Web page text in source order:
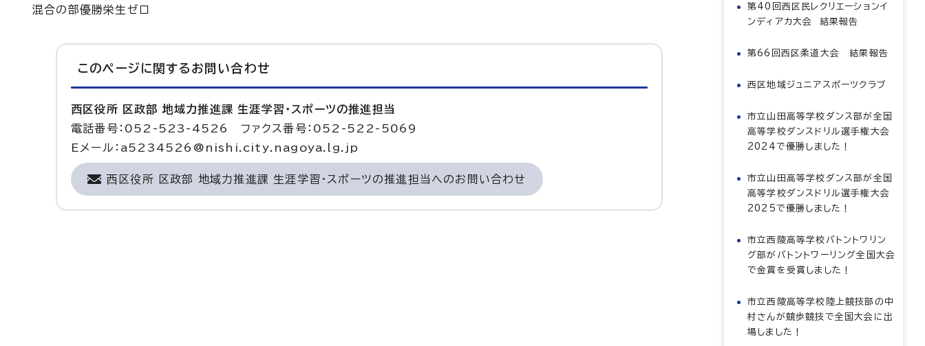
混合の部優勝栄生ゼロ
このページに関する お問い合わせ
西区役所 区政部 地域力推進課 生涯学習・スポーツの推進担当
電話番号：052-523-4526 ファクス番号：052-522-5069
Eメール：a5234526@nishi.city.nagoya.lg.jp
西区役所 区政部 地域力推進課 生涯学習・スポーツの推進担当へのお問い合わせ
第40回西区民レクリエーションイ
ンディアカ大会 結果報告
第66回西区柔道大会 結果報告
西区地域ジュニアスポーツクラブ
市立山田高等学校ダンス部が全国
高等学校ダンスドリル選手権大会
2024で優勝しました！
市立山田高等学校ダンス部が全国
高等学校ダンスドリル選手権大会
2025で優勝しました！
市立西陵高等学校バトントワリン
グ部がバトントワーリング全国大会
で金賞を受賞しました！
市立西陵高等学校陸上競技部の中
村さんが競歩競技で全国大会に出
場しました！